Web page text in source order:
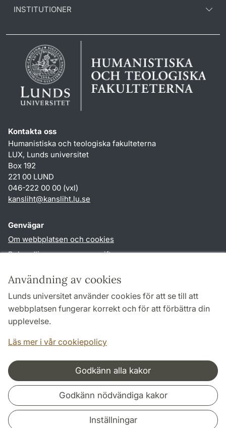
Användning av cookies
Lunds universitet använder cookies för att se till att
webbplatsen fungerar korrekt och för att förbättra din
upplevelse.
Läs mer i vår cookiepolicy
Godkänn alla kakor
Godkänn nödvändiga kakor
Inställningar
INSTITUTIONER
Kontakta oss
Humanistiska och teologiska fakulteterna
LUX, Lunds universitet
Box 192
221 00 LUND
046-222 00 00 (vxl)
kansliht@kansliht.lu.se
Genvägar
Om webbplatsen och cookies
Behandling av personuppgifter
TYPO3-login
Följ oss i sociala medier
Samarbeten och nätverk